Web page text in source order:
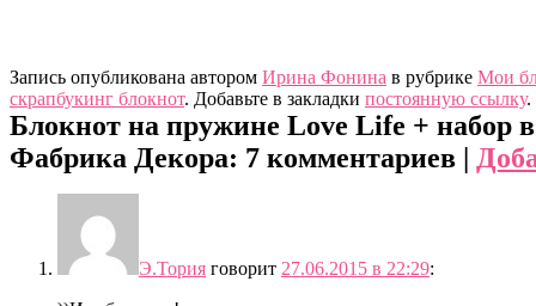
Запись опубликована автором Ирина Фонина в рубрике Мои
скрапбукинг блокнот. Добавьте в закладки постоянную ссылку.
Блокнот на пружине Love Life + набор
Фабрика Декора: 7 комментариев |
Э.Тория говорит 27.06.2015 в 22:29: